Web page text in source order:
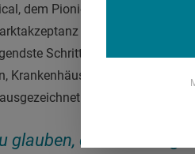
dem Pionier und einem der
in der DACH-Region
Schritt in meiner Karriere,
und dem
dass die Dinge